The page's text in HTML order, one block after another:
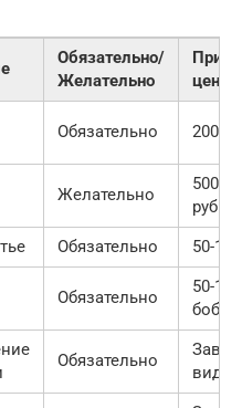
Обязательно/
Желательно
цена
Обязательно 200-
Желательно
5000-
руб.
Обязательно 50-
Обязательно
50-
Обязательно
вида